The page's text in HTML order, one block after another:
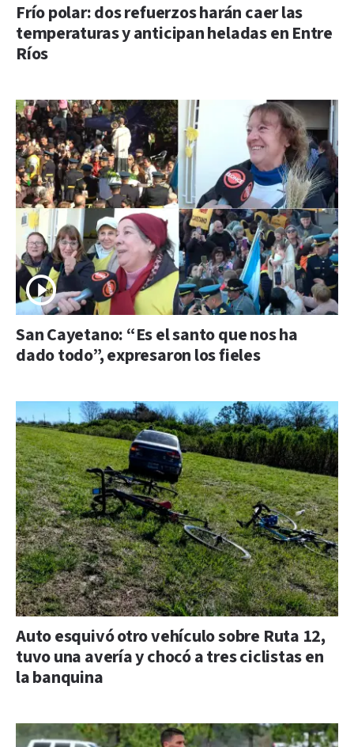
Frío polar: dos refuerzos harán caer las
temperaturas y anticipan heladas en Entre
Ríos
San Cayetano: “Es el santo que nos ha
dado todo”, expresaron los fieles
Auto esquivó otro vehículo sobre Ruta 12,
tuvo una avería y chocó a tres ciclistas en
la banquina